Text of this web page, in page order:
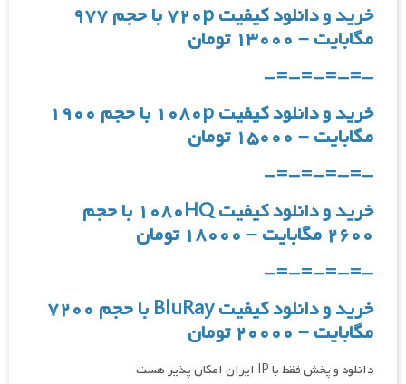
خرید و دانلود کیفیت ۷۲۰p با حجم ۹۷۷
مگابایت – ۱۳۰۰۰ تومان
-=-=-=-=-
خرید و دانلود کیفیت ۱۰۸۰p با حجم ۱۹۰۰
مگابایت – ۱۵۰۰۰ تومان
-=-=-=-=-
خرید و دانلود کیفیت ۱۰۸۰HQ با حجم
۲۶۰۰ مگابایت – ۱۸۰۰۰ تومان
-=-=-=-=-
خرید و دانلود کیفیت BluRay با حجم ۷۲۰۰
مگابایت – ۲۰۰۰۰ تومان
دانلود و پخش فقط با IP ایران امکان پذیر هست